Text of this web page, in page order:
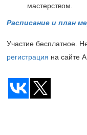
мастерством.
Расписание и план
Участие бесплатное.
регистрация на сайте